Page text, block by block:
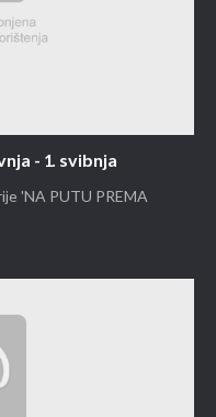
- 1. svibnja
'NA PUTU PREMA